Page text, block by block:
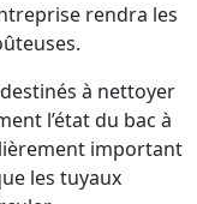
rendra les
à nettoyer
l’état du bac à
important
les tuyaux